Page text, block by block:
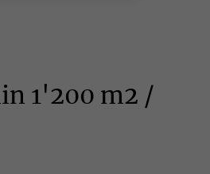
1'200 m2 /